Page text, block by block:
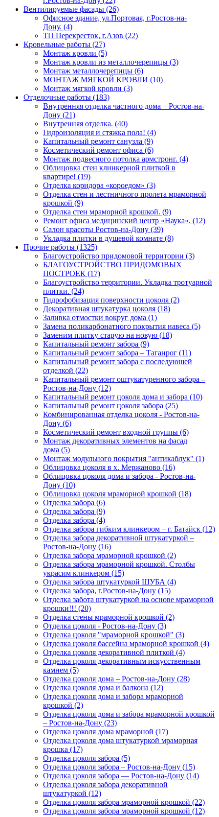
Вентилируемые фасады (26)
Офисное здание, ул.Портовая, г.Ростов-на-
Дону. (4)
ТЦ Перекресток, г.Азов (22)
Кровельные работы (27)
Монтаж кровли (5)
Монтаж кровли из металлочерепицы (3)
Монтаж металлочерепицы (6)
МОНТАЖ МЯГКОЙ КРОВЛИ (10)
Монтаж мягкой кровли (3)
Отделочные работы (183)
Внутренняя отделка частного дома – Ростов-на-
Дону (21)
Внутренняя отделка. (40)
Гидроизоляция и стяжка пола! (4)
Капитальный ремонт санузла (9)
Косметический ремонт офиса (6)
Монтаж подвесного потолка армстронг. (4)
Облицовка стен клинкерной плиткой в
квартире! (19)
Отделка коридора «короедом» (3)
Отделка стен и лестничного пролета мраморной
крошкой (9)
Отделка стен мраморной крошкой. (9)
Ремонт офиса медицинский центр «Наука». (12)
Салон красоты Ростов-на-Дону (39)
Укладка плитки в душевой комнате (8)
Прочие работы (1325)
Благоустройство придомовой территории (3)
БЛАГОУСТРОЙСТВО ПРИДОМОВЫХ
ПОСТРОЕК (17)
Благоустройство территории. Укладка тротуарной
плитки. (24)
Гидрофобизация поверхности цоколя (2)
Декоративная штукатурка цоколя (18)
Заливка отмостки вокруг дома (1)
Замена поликарбонатного покрытия навеса (5)
Заменим плитку старую на новую (18)
Капитальный ремонт забора (9)
Капитальный ремонт забора – Таганрог (11)
Капитальный ремонт забора с последующей
отделкой (22)
Капитальный ремонт оштукатуренного забора –
Ростов-на-Дону (12)
Капитальный ремонт цоколя дома и забора (10)
Капитальный ремонт цоколя забора (25)
Комбинированная отделка цоколя - Ростов-на-
Дону (6)
Косметический ремонт входной группы (6)
Монтаж декоративных элементов на фасад
дома (5)
Монтаж модульного покрытия "антикаблук" (1)
Облицовка цоколя в х. Мержаново (16)
Облицовка цоколя дома и забора - Ростов-на-
Дону (10)
Облицовка цоколя мраморной крошкой (18)
Отделка забора (6)
Отделка забора (9)
Отделка забора (4)
Отделка забора гибким клинкером – г. Батайск (12)
Отделка забора декоративной штукатуркой –
Ростов-на-Дону (16)
Отделка забора мраморной крошкой (2)
Отделка забора мраморной крошкой. Столбы
украсим клинкером (15)
Отделка забора штукатуркой ШУБА (4)
Отделка забора, г.Ростов-на-Дону (15)
Отделка забота штукатуркой на основе мраморной
крошки!!! (20)
Отделка стены мраморной крошкой (2)
Отделка цоколя - Ростов-на-Дону (3)
Отделка цоколя "мраморной крошкой" (3)
Отделка цоколя бассейна мраморной крошкой (4)
Отделка цоколя декоративной плиткой (4)
Отделка цоколя декоративным искусственным
камнем (5)
Отделка цоколя дома – Ростов-на-Дону (28)
Отделка цоколя дома и балкона (12)
Отделка цоколя дома и забора мраморной
крошкой (2)
Отделка цоколя дома и забора мраморной крошкой
– Ростов-на-Дону (23)
Отделка цоколя дома мраморной (17)
Отделка цоколя дома штукатуркой мраморная
крошка (17)
Отделка цоколя забора (5)
Отделка цоколя забора – Ростов-на-Дону (15)
Отделка цоколя забора — Ростов-на-Дону (14)
Отделка цоколя забора декоративной
штукатуркой (12)
Отделка цоколя забора мраморной крошкой (22)
Отделка цоколя забора мраморной крошкой (12)